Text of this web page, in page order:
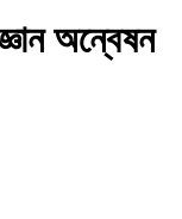
অন্বেষন